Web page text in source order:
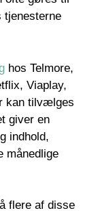
tjenesterne
hos Telmore,
Viaplay,
kan tilvælges
giver en
indhold,
månedlige
flere af disse